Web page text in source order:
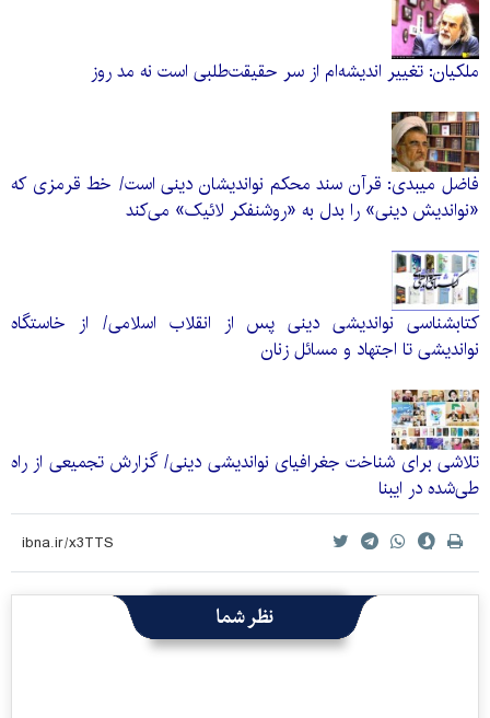
ملکیان: تغییر اندیشه‌ام از سر حقیقت‌طلبی است نه مد روز
فاضل میبدی: قرآن سند محکم نواندیشان دینی است/ خط قرمزی که
«نواندیش دینی» را بدل به «روشنفکر لائیک» می‌کند
کتابشناسی نواندیشی دینی پس از انقلاب اسلامی/ از خاستگاه
نواندیشی تا اجتهاد و مسائل زنان
تلاشی برای شناخت جغرافیای نواندیشی دینی/ گزارش تجمیعی از راه
طی‌شده در ایبنا
نظر شما